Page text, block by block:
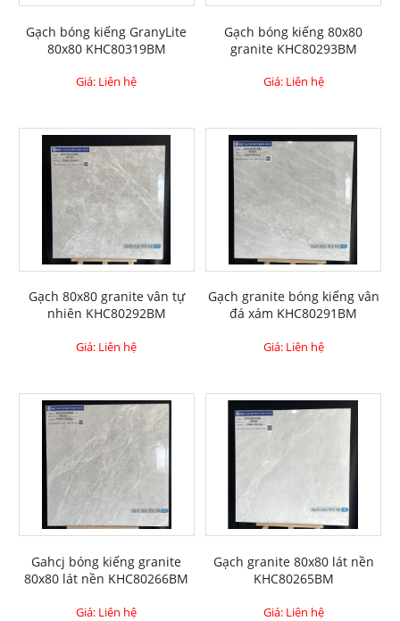
Gạch bóng kiếng GranyLite
80x80 KHC80319BM
Giá: Liên hệ
Gạch bóng kiếng 80x80
granite KHC80293BM
Giá: Liên hệ
Gạch 80x80 granite vân tự
nhiên KHC80292BM
Giá: Liên hệ
Gạch granite bóng kiếng vân
đá xám KHC80291BM
Giá: Liên hệ
Gahcj bóng kiếng granite
80x80 lát nền KHC80266BM
Giá: Liên hệ
Gạch granite 80x80 lát nền
KHC80265BM
Giá: Liên hệ